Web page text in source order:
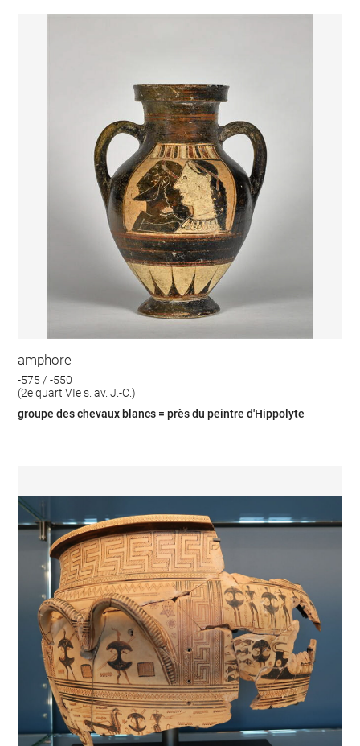
amphore
-575 / -550
(2e quart VIe s. av. J.-C.)
groupe des chevaux blancs = près du peintre d'Hippolyte